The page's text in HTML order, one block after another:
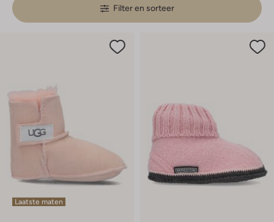
Filter en sorteer
Laatste maten